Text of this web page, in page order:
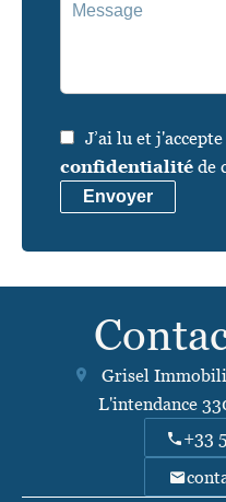
J’ai lu et j'accepte
confidentialité de
Envoyer
Grisel
L'intendance
+33